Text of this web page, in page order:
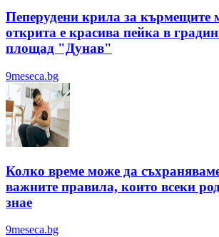
Пеперудени крила за кърмещите
открита е красива пейка в
площад "Дунав"
9meseca.bg
Колко време може да
важните правила, които всеки
знае
9meseca.bg